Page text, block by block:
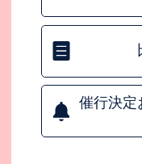
催行決定